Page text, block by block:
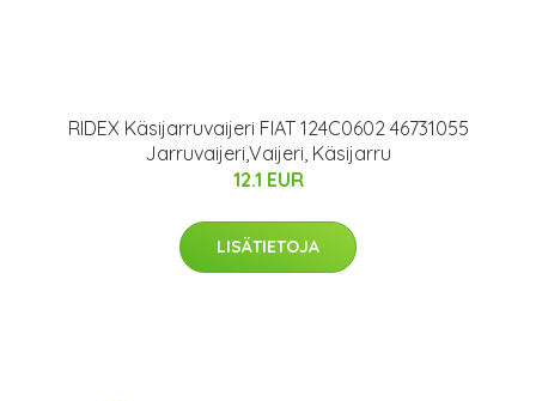
RIDEX Käsijarruvaijeri FIAT 124C0602 46731055
Jarruvaijeri,Vaijeri, Käsijarru
12.1 EUR
LISÄTIETOJA